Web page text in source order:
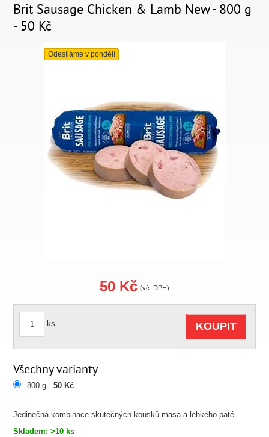
Brit Sausage Chicken & Lamb New - 800 g
- 50 Kč
Odesíláme v pondělí
Jedinečná kombinace skutečných kousků masa a lehkého paté.
Skladem: >10 ks
50 Kč (vč. DPH)
ks KOUPIT
Všechny varianty
800 g -50 Kč